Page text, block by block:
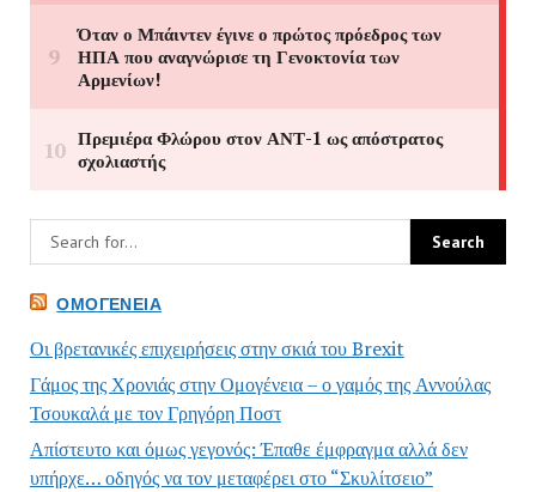
ΟΜΟΓΈΝΕΙΑ
Οι βρετανικές επιχειρήσεις στην σκιά του Brexit
Γάμος της Χρονιάς στην Ομογένεια – ο γαμός της Αννούλας
Τσουκαλά με τον Γρηγόρη Ποστ
Απίστευτο και όμως γεγονός: Έπαθε έμφραγμα αλλά δεν
υπήρχε… οδηγός να τον μεταφέρει στο “Σκυλίτσειο”